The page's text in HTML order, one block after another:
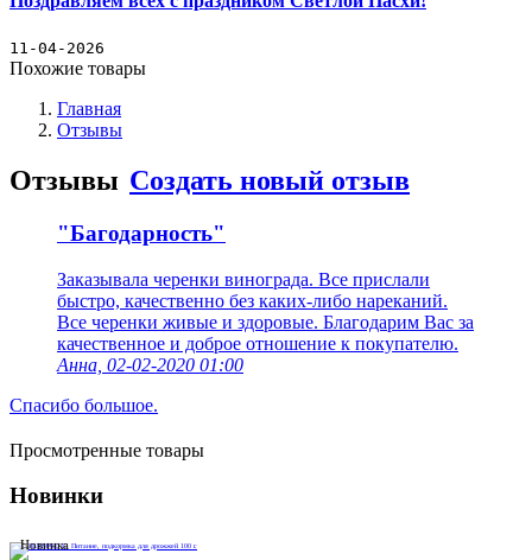
☎️ Контакты
Новости
11-04-2026
Похожие товары
Главная
Отзывы
Отзывы Создать новый отзыв
"Багодарность"
Заказывала черенки винограда. Все прислали
быстро, качественно без каких-либо нареканий.
Все черенки живые и здоровые. Благодарим Вас за
качественное и доброе отношение к покупателю.
Анна, 02-02-2020 01:00
Спасибо большое.
Просмотренные товары
Новинки
Новинка